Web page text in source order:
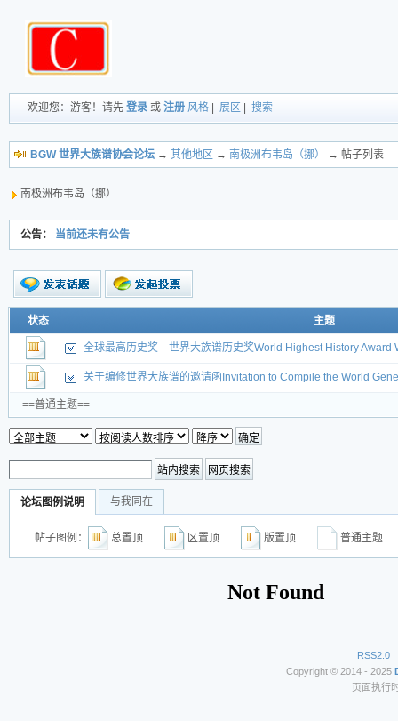
欢迎您：游客！请先 登录 或 注册 风格 展区 搜索
BGW 世界大族谱协会论坛 → 其他地区 → 南极洲布韦岛（挪） → 帖子列表
南极洲布韦岛（挪）
公告： 当前还未有公告
新的主题
交易帖
新小字报
状态 主题
全球最高历史奖—世界大族谱历史奖World Highest History Award
关于编修世界大族谱的邀请函Invitation to Compile the World
-==普通主题==-
论坛图例说明 与我同在
帖子图例： 总置顶 区置顶 版置顶 普通主
RSS2.0 |
Copyright © 2014 - 2025
页面执行